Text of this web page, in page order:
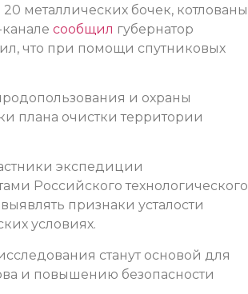
металлических бочек, котлованы
сообщил губернатор
что при помощи спутниковых
и охраны
плана очистки территории
экспедиции
Российского технологического
признаки усталости
условиях.
станут основой для
и повышению безопасности